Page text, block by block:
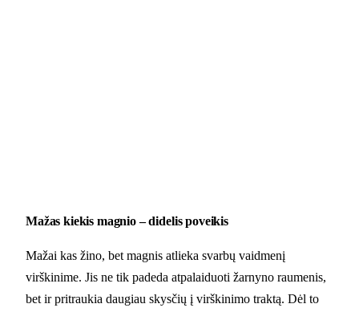
Mažas kiekis magnio – didelis poveikis
Mažai kas žino, bet magnis atlieka svarbų vaidmenį
virškinime. Jis ne tik padeda atpalaiduoti žarnyno raumenis,
bet ir pritraukia daugiau skysčių į virškinimo traktą. Dėl to